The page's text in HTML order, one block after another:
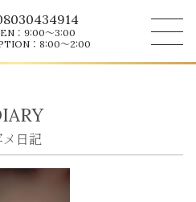
：9:00～3:00
：8:00～2:00